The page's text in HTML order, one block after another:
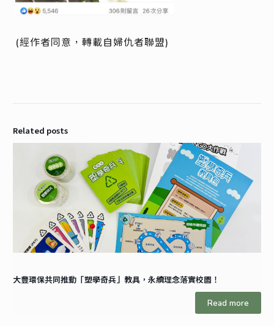
(經作者同意，轉載自婦仇者聯盟)
Related posts
大豐環保共同推動「塑學奇兵」教具，永續理念落實校園！
Read more